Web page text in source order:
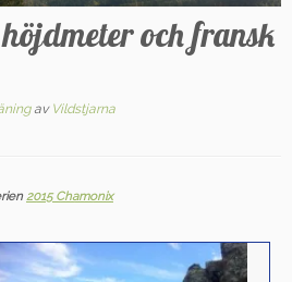
och fransk
av Vildstjarna
2015 Chamonix